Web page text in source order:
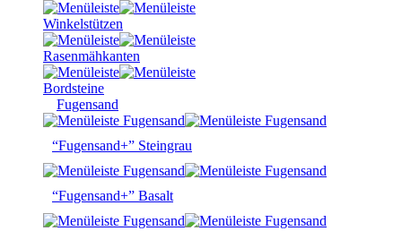
Winkelstützen
Rasenmähkanten
Bordsteine
Fugensand
“Fugensand+” Steingrau
“Fugensand+” Basalt